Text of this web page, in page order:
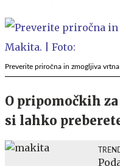
Preverite priročna in zmogljiva
O pripomočkih
si lahko